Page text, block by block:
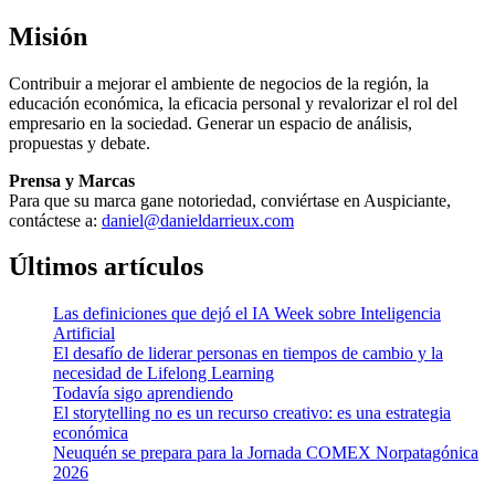
Misión
Contribuir a mejorar el ambiente de negocios de la región, la
educación económica, la eficacia personal y revalorizar el rol del
empresario en la sociedad. Generar un espacio de análisis,
propuestas y debate.
Prensa y Marcas
Para que su marca gane notoriedad, conviértase en Auspiciante,
contáctese a: daniel@danieldarrieux.com
Últimos artículos
Las definiciones que dejó el IA Week sobre Inteligencia
Artificial
El desafío de liderar personas en tiempos de cambio y la
necesidad de Lifelong Learning
Todavía sigo aprendiendo
El storytelling no es un recurso creativo: es una estrategia
económica
Neuquén se prepara para la Jornada COMEX Norpatagónica
2026